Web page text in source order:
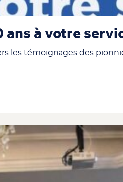
ans à votre
les témoignages des